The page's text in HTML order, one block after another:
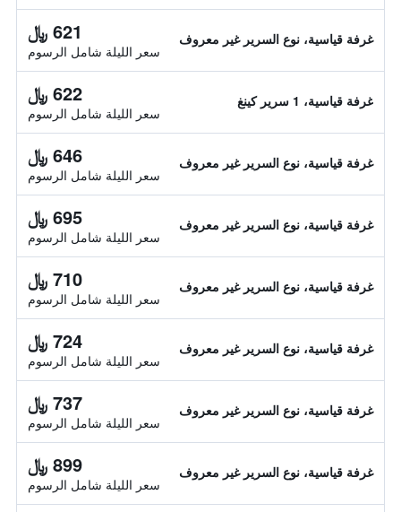
غرفة قياسية، نوع السرير غير معروف 621 ﷼
سعر الليلة شامل الرسوم
غرفة قياسية، 1 سرير كينغ 622 ﷼
سعر الليلة شامل الرسوم
غرفة قياسية، نوع السرير غير معروف 646 ﷼
سعر الليلة شامل الرسوم
غرفة قياسية، نوع السرير غير معروف 695 ﷼
سعر الليلة شامل الرسوم
غرفة قياسية، نوع السرير غير معروف 710 ﷼
سعر الليلة شامل الرسوم
غرفة قياسية، نوع السرير غير معروف 724 ﷼
سعر الليلة شامل الرسوم
غرفة قياسية، نوع السرير غير معروف 737 ﷼
سعر الليلة شامل الرسوم
غرفة قياسية، نوع السرير غير معروف 899 ﷼
سعر الليلة شامل الرسوم